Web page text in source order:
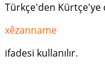
Türkçe'den Kürtçe'ye
xêzanname
ifadesi kullanılır.